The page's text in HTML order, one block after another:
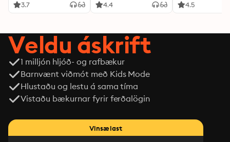
3.7 4.4 4.5
Veldu áskrift
1 milljón hljóð- og rafbækur
Barnvænt viðmót með Kids Mode
Hlustaðu og lestu á sama tíma
Vistaðu bækurnar fyrir ferðalögin
Vinsælast